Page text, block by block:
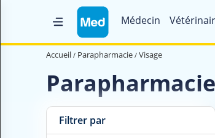
Médecin
Accueil
Magazine Médical
Accueil Parapharmacie Visage
Filtrer par